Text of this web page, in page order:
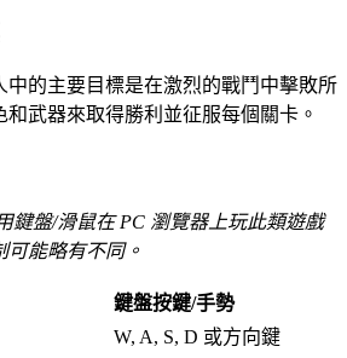
中的主要目標是在激烈的戰鬥中擊敗所
武器來取得勝利並征服每個關卡。
鍵盤/滑鼠在 PC 瀏覽器上玩此類遊戲
能略有不同。
鍵盤按鍵/手勢
W, A, S, D 或方向鍵